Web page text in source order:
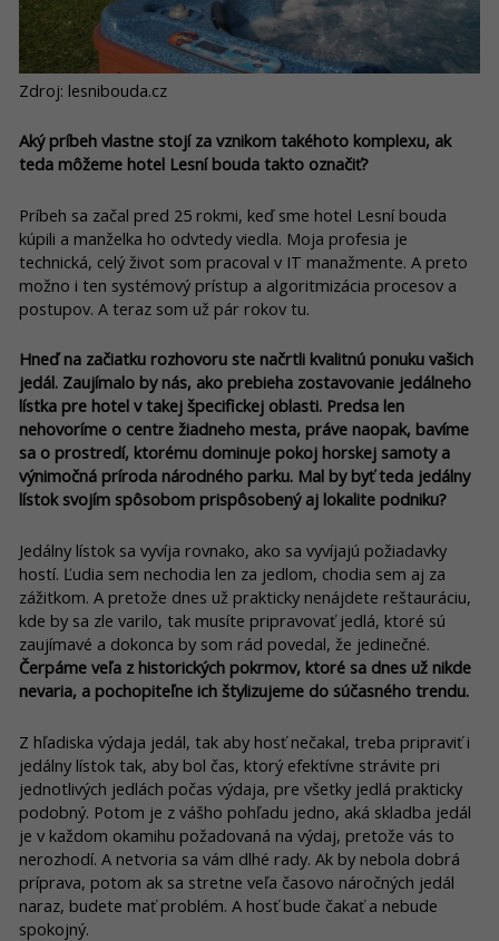
Zdroj: lesnibouda.cz
Aký príbeh vlastne stojí za vznikom takéhoto komplexu, ak
teda môžeme hotel Lesní bouda takto označiť?
Príbeh sa začal pred 25 rokmi, keď sme hotel Lesní bouda
kúpili a manželka ho odvtedy viedla. Moja profesia je
technická, celý život som pracoval v IT manažmente. A preto
možno i ten systémový prístup a algoritmizácia procesov a
postupov. A teraz som už pár rokov tu.
Hneď na začiatku rozhovoru ste načrtli kvalitnú ponuku vašich
jedál. Zaujímalo by nás, ako prebieha zostavovanie jedálneho
lístka pre hotel v takej špecifickej oblasti. Predsa len
nehovoríme o centre žiadneho mesta, práve naopak, bavíme
sa o prostredí, ktorému dominuje pokoj horskej samoty a
výnimočná príroda národného parku. Mal by byť teda jedálny
lístok svojím spôsobom prispôsobený aj lokalite podniku?
Jedálny lístok sa vyvíja rovnako, ako sa vyvíjajú požiadavky
hostí. Ľudia sem nechodia len za jedlom, chodia sem aj za
zážitkom. A pretože dnes už prakticky nenájdete reštauráciu,
kde by sa zle varilo, tak musíte pripravovať jedlá, ktoré sú
zaujímavé a dokonca by som rád povedal, že jedinečné.
Čerpáme veľa z historických pokrmov, ktoré sa dnes už nikde
nevaria, a pochopiteľne ich štylizujeme do súčasného trendu.
Z hľadiska výdaja jedál, tak aby hosť nečakal, treba pripraviť i
jedálny lístok tak, aby bol čas, ktorý efektívne strávite pri
jednotlivých jedlách počas výdaja, pre všetky jedlá prakticky
podobný. Potom je z vášho pohľadu jedno, aká skladba jedál
je v každom okamihu požadovaná na výdaj, pretože vás to
nerozhodí. A netvoria sa vám dlhé rady. Ak by nebola dobrá
príprava, potom ak sa stretne veľa časovo náročných jedál
naraz, budete mať problém. A hosť bude čakať a nebude
spokojný.